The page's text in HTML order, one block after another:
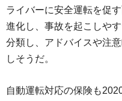
ライバーに安全運転を促
進化し、事故を起こしや
分類し、アドバイスや注
しそうだ。
自動運転対応の保険も